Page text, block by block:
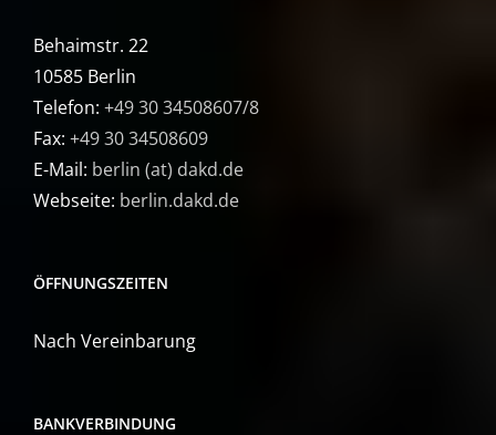
Behaimstr. 22
10585 Berlin
Telefon: +49 30 34508607/8
Fax: +49 30 34508609
E-Mail: berlin (at) dakd.de
Webseite: berlin.dakd.de
ÖFFNUNGSZEITEN
Nach Vereinbarung
BANKVERBINDUNG